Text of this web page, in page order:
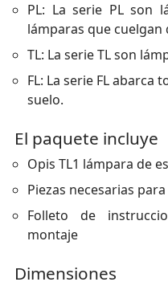
PL: La serie PL son
lámparas que cuelgan
TL: La serie TL son
FL: La serie FL abarca
suelo.
El paquete incluye
Opis TL1 lámpara de
Piezas necesarias
Folleto de
montaje
Dimensiones